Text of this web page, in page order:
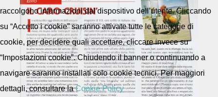
raccolgono informazioni dal dispositivo dell’utente. Cliccando
su “Accetto i cookie” saranno attivate tutte le categorie di
cookie, per decidere quali accettare, cliccare invece su
“Impostazioni cookie”. Chiudendo il banner o continuando a
navigare saranno installati solo cookie tecnici. Per maggiori
dettagli, consultare laCookie Policy